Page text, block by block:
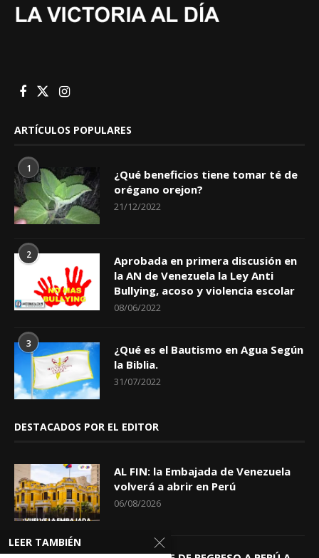
ARTÍCULOS POPULARES
1
¿Qué beneficios tiene tomar té de
orégano orejon?
21/12/2022
2
Aprobada en primera discusión en
la AN de Venezuela la Ley Anti
Bullying, acoso y violencia escolar
08/06/2022
3
¿Qué es el Bautismo en Agua Según
la Biblia.
31/07/2022
DESTACADOS POR EL EDITOR
AL FIN: la Embajada de Venezuela
volverá a abrir en Perú
06/08/2026
LEER TAMBIÉN